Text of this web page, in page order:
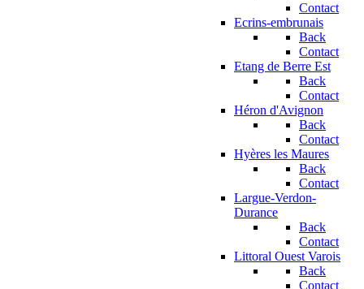
Contact
Ecrins-embrunais
Back
Contact
Etang de Berre Est
Back
Contact
Héron d'Avignon
Back
Contact
Hyères les Maures
Back
Contact
Largue-Verdon-
Durance
Back
Contact
Littoral Ouest Varois
Back
Contact